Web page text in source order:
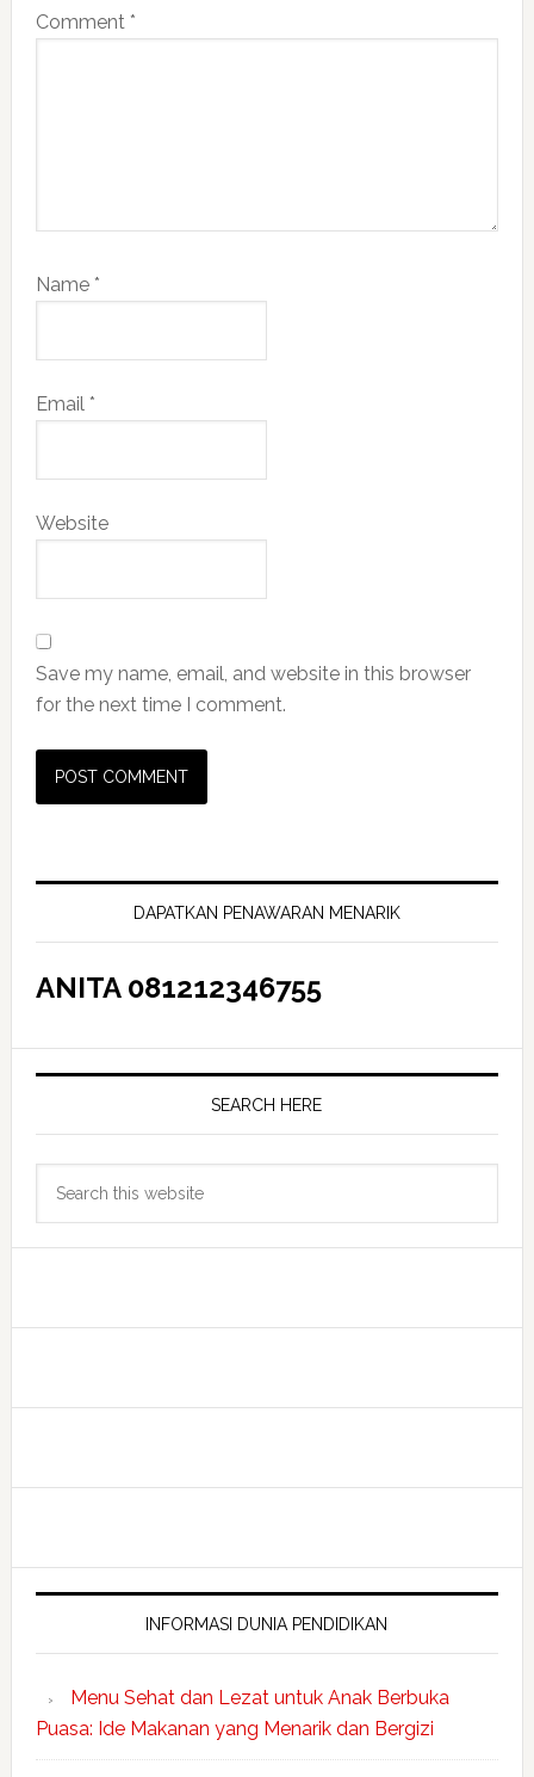
Comment *
Name *
Email *
Website
Save my name, email, and website in this browser
for the next time I comment.
Primary
SidebarDAPATKAN PENAWARAN MENARIK
ANITA 081212346755
SEARCH HERE
INFORMASI DUNIA PENDIDIKAN
Menu Sehat dan Lezat untuk Anak Berbuka
Puasa: Ide Makanan yang Menarik dan Bergizi